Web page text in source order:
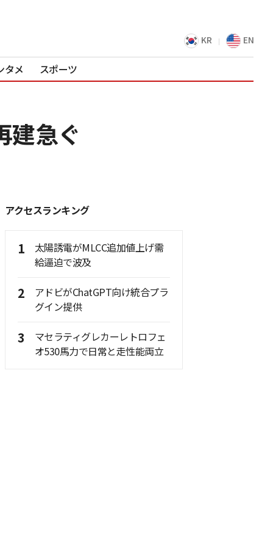
KR EN
タメ スポーツ
建急ぐ
アクセスランキング
1
太陽誘電がMLCC追加値上げ需
給逼迫で波及
2
アドビがChatGPT向け統合プラ
グイン提供
3
マセラティグレカーレトロフェ
オ530馬力で日常と走性能両立